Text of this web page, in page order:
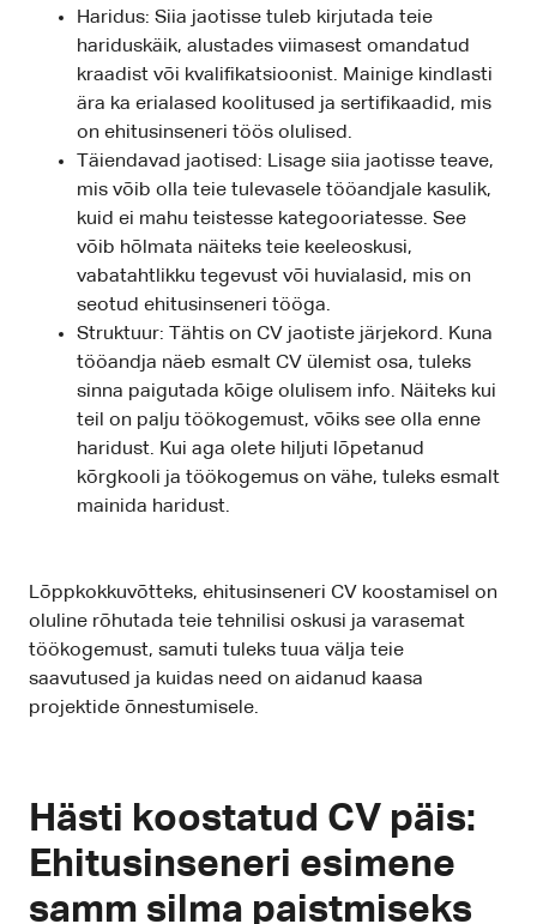
Haridus: Siia jaotisse tuleb kirjutada teie
hariduskäik, alustades viimasest omandatud
kraadist või kvalifikatsioonist. Mainige kindlasti
ära ka erialased koolitused ja sertifikaadid, mis
on ehitusinseneri töös olulised.
Täiendavad jaotised: Lisage siia jaotisse teave,
mis võib olla teie tulevasele tööandjale kasulik,
kuid ei mahu teistesse kategooriatesse. See
võib hõlmata näiteks teie keeleoskusi,
vabatahtlikku tegevust või huvialasid, mis on
seotud ehitusinseneri tööga.
Struktuur: Tähtis on CV jaotiste järjekord. Kuna
tööandja näeb esmalt CV ülemist osa, tuleks
sinna paigutada kõige olulisem info. Näiteks kui
teil on palju töökogemust, võiks see olla enne
haridust. Kui aga olete hiljuti lõpetanud
kõrgkooli ja töökogemus on vähe, tuleks esmalt
mainida haridust.
Lõppkokkuvõtteks, ehitusinseneri CV koostamisel on
oluline rõhutada teie tehnilisi oskusi ja varasemat
töökogemust, samuti tuleks tuua välja teie
saavutused ja kuidas need on aidanud kaasa
projektide õnnestumisele.
Hästi koostatud CV päis:
Ehitusinseneri esimene
samm silma paistmiseks